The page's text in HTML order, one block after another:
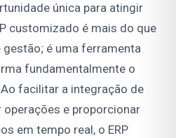
única para atingir
customizado é mais do que
é uma ferramenta
fundamentalmente o
facilitar a integração de
e proporcionar
em tempo real, o ERP